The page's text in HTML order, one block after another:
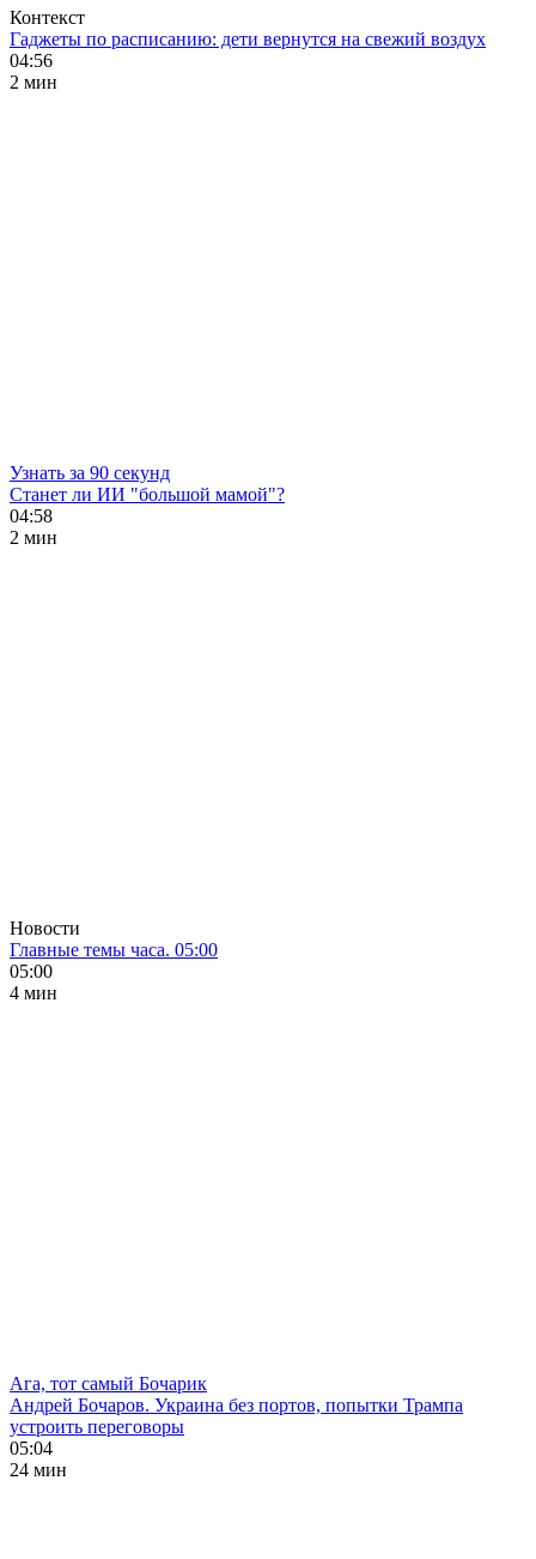
Контекст
Гаджеты по расписанию: дети вернутся на свежий воздух
04:56
2 мин
Узнать за 90 секунд
Станет ли ИИ "большой мамой"?
04:58
2 мин
Новости
Главные темы часа. 05:00
05:00
4 мин
Ага, тот самый Бочарик
Андрей Бочаров. Украина без портов, попытки Трампа
устроить переговоры
05:04
24 мин